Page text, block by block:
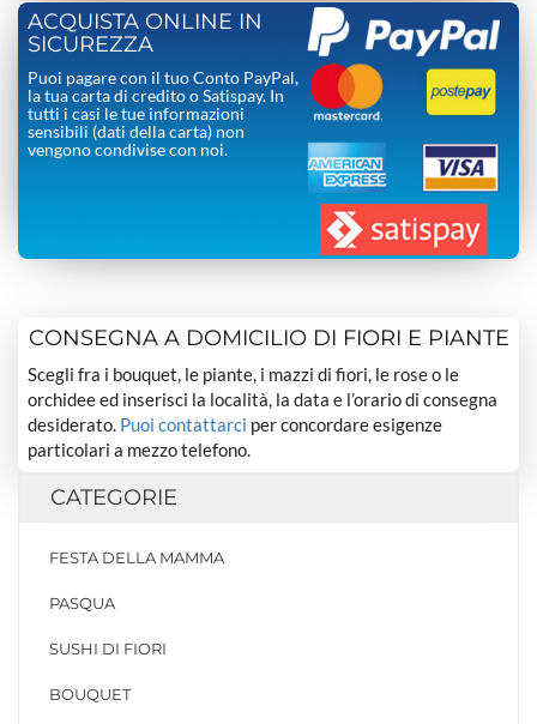
ACQUISTA ONLINE IN
SICUREZZA
Puoi pagare con il tuo Conto PayPal,
la tua carta di credito o Satispay. In
tutti i casi le tue informazioni
sensibili (dati della carta) non
vengono condivise con noi.
CONSEGNA A DOMICILIO DI FIORI E PIANTE
Scegli fra i bouquet, le piante, i mazzi di fiori, le rose o le
orchidee ed inserisci la località, la data e l’orario di consegna
desiderato. Puoi contattarci per concordare esigenze
particolari a mezzo telefono.
CATEGORIE
FESTA DELLA MAMMA
PASQUA
SUSHI DI FIORI
BOUQUET